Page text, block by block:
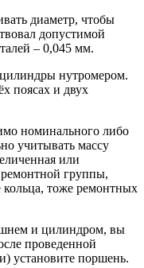
диаметр, чтобы
допустимой
– 0,045 мм.
нутромером.
поясах и двух
номинального либо
учитывать массу
или
группы,
тоже ремонтных
и цилиндром, вы
проведенной
установите поршень.